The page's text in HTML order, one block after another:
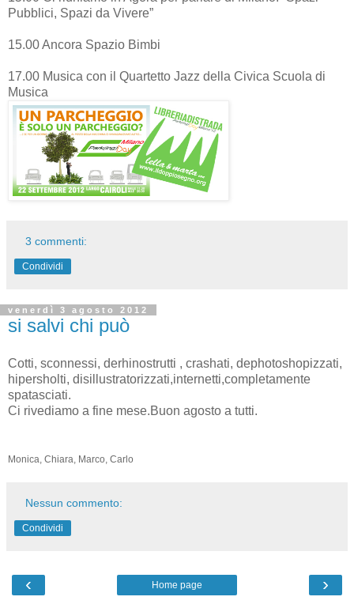
Pubblici, Spazi da Vivere”
15.00 Ancora Spazio Bimbi
17.00 Musica con il Quartetto Jazz della Civica Scuola di
Musica
3 commenti:
Condividi
venerdì 3 agosto 2012
si salvi chi può
Cotti, sconnessi, derhinostrutti , crashati, dephotoshopizzati,
hipersholti, disillustratorizzati,internetti,completamente
spatasciati.
Ci rivediamo a fine mese.Buon agosto a tutti.
Monica, Chiara, Marco, Carlo
Nessun commento:
Condividi
‹ ›
Home page